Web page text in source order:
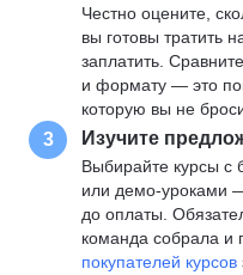
Честно оцените,
вы готовы тратить
заплатить.
и формату — это
которую вы не
3 Изучите
Выбирайте курсы с
или демо-уроками
до оплаты.
команда собрала и
покупателей курсов